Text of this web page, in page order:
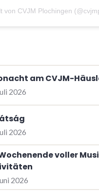
am CVJM-
2026
2026
voller
2026